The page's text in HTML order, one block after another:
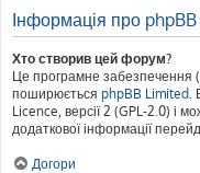
Інформація про phpBB
Хто створив цей форум?
Це програмне забезпечення
поширюється phpBB Limited.
Licence, версії 2 (GPL-2.0) і
додаткової інформації
Догори